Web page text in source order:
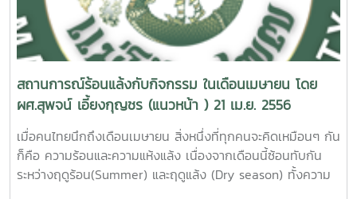
บ่งบอกถึงการพัฒนาคุณภาพการศึกษาที่ได้ผลอย่างชัดเจน ทั้ง
การประกันคุณภาพการศึกษาภายในและภายนอก การปรับเปลี่ยน
สถานภาพไปเป็นมหาวิทยาลัยในกำกับของรัฐ และการปรับ
โครงสร้างกระทรวง รวมทั้งการปรับเปลี่ยนตัวรัฐมนตรีเป็นว่า
เล่น ดูเหมือนจะมีแต่การเปลี่ยนแปลงที่ล้วนบั่นทอนคุณภาพการ
ศึกษาและลดประสิทธิภาพการทำงานของมหาวิทยาลัยลงไปอีก
แทบทั้งสิ้นขณะนี้กระทรวงศึกษาธิการก็เพิ่งได้รัฐมนตรีว่าการและ
ช่วยว่าการชุดใหม่ รวมทั้งกำลังจะได้เลขาธิการสำนักงานคณะ
กรรมการการอุดมศึกษาคนใหม่ จึงนับเป็นโอกาสอันดีที่จะได้มี
การทบทวนเรื่องนี้กันอย่างจริงจังอีกครั้งหนึ่ง เพราะผู้บริหารชุด
กรรมการการศึกษาขั้นพื้นฐาน (สพฐ.) ไม่ได้เปลี่ยนการเรียนการ
สอนในระดับประถมและมัธยมตามอาเซียนอย่างมหาวิทยาลัย จึง
เกิดความลักลั่นระหว่างมหาวิทยาลัยและมัธยม โดยเฉพาะการ
เรียนการสอนในคณะศึกษาศาสตร์ที่มีความยุ่งยากในการสาธิต
และฝึกสอน เพราะช่วงเวลาไม่สอดคล้องกับการเรียนในขั้นพื้น
ฐาน นอกจากนี้นักเรียนที่จบชั้นมัธยมศึกษาปีที่ 6 จะต้องเสีย
เวลาในการรอเรียนชั้นปีที่ 1 ในระดับมหาวิทยาลัยนานหลายเดือน
ซึ่งนอกจากจะไม่เป็นผลดีแต่อย่างใดแล้ว ซ้ำยังเป็นความเสี่ยงต่อ
ความหลงระเริงในการเที่ยวเตร่ในช่วงเวลาดังกล่าวอีกด้วย
ประการที่ 5 เป็นอุปสรรคต่อการอนุรักษ์พลังงานและ
เหมือนผู้เสนอจะใช้หลักคิดแบบเดิมๆ ว่า ความเสมอภาคคือการที่
ต้องมีปัจจัยเหมือนๆ กัน เท่าๆ กัน และ ข้อ 6 ก็ดูเหมือนผู้เสนอ
จะทึกทักเอาเองว่า การปิดและเปิดเทอมตามอาเซียนนั้นเป็นการ
พัฒนา มิใช่แค่การปรับเปลี่ยนธรรมดาๆ ซึ่งทำให้ดูเหมือนไม่มี
โอกาสเลยที่การปิดเปิดเทอมตามอาเซียนจะมีข้อเสียหรือ ทำให้เกิด
ความเสื่อมถอยตามมา สํา หรับข้อแรกนั้นดูเข้าท่าตรงที่ว่า กลุ่ม
ประเทศเดียวกันจะทำอะไร ก็ควรทำให้เหมือนๆ กัน และดูเหมือนจะ
ประสบความสำเร็จตั้งแต่มหาวิทยาลัยต่างๆ ของไทยยอมปิด-เปิด
เทอมตามอาเซียนแล้ว จึงนับได้ว่ามหาวิทยาลัยของอาเซียนมี
สื่อสารและภาษาที่ใช้ในการสื่อสารทางโซเชียลมีเดียของคนไทย ก็
ยังคงเป็นภาษาไทย แม้จะเป็นภาษาไทยที่แตกต่างไปจากภาษาพูด
และภาษาเขียนค่อนข้างมาก เพราะใช้คำศัพท์ใหม่ๆ และไม่ค่อยเป็น
ประโยคที่สมบูรณ์นัก แต่ก็ยังนับว่าดี เพราะยังเป็นที่เข้าใจกันได้
ของหมู่คนในสังคมก้มหน้าทั้งปวง ภาษา ไทยที่ใช้ในโซเชียลมีเดีย
มักถูกตัดทอนให้สั้นลงและใช้ตัวอักษรที่สะดวกต่อ การ
พิมพ์(จิ้ม)บนแป้นพิมพ์ในหน้าจอของโทรศัพท์มือถือ เพราะความ
สะดวกรวดเร็วคือหัวใจสำคัญของการสื่อสารในยุคนี้ ด้วยเหตุนี้
อักขรวิธีของภาษาไทยจึงถูกเปลี่ยนแปลงไปอย่างมาก นั่น คือสิ่ง
สถานการณ์ร้อนแล้งกับกิจกรรม ในเดือนเมษายน โดย
ผศ.สุพจน์ เอี้ยงกุญชร (แนวหน้า ) 21 เม.ย. 2556
เมื่อคนไทยนึกถึงเดือนเมษายน สิ่งหนึ่งที่ทุกคนจะคิดเหมือนๆ กัน
ก็คือ ความร้อนและความแห้งแล้ง เนื่องจากเดือนนี้ซ้อนทับกัน
ระหว่างฤดูร้อน(Summer) และฤดูแล้ง (Dry season) ทั้งความ